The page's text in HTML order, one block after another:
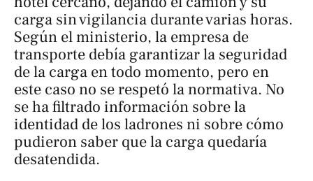
carga sin vigilancia durante varias horas.
Según el ministerio, la empresa de
transporte debía garantizar la seguridad
de la carga en todo momento, pero en
este caso no se respetó la normativa. No
se ha filtrado información sobre la
identidad de los ladrones ni sobre cómo
pudieron saber que la carga quedaría
desatendida.